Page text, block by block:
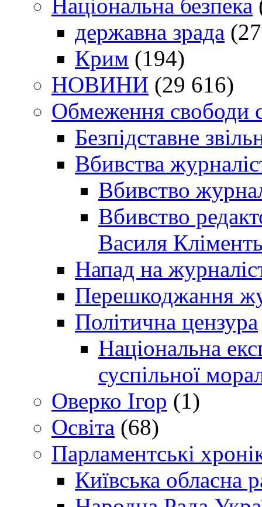
Національна безпека
державна зрада
Крим (194)
НОВИНИ (29 616)
Обмеження свободи
Безпідставне
Вбивства
Вбивство
Вбивство
Василя
Напад на
Перешкоджання
Політична цензура
Національна
суспільної
Оверко Ігор (1)
Освіта (68)
Парламентські
Київська обласна